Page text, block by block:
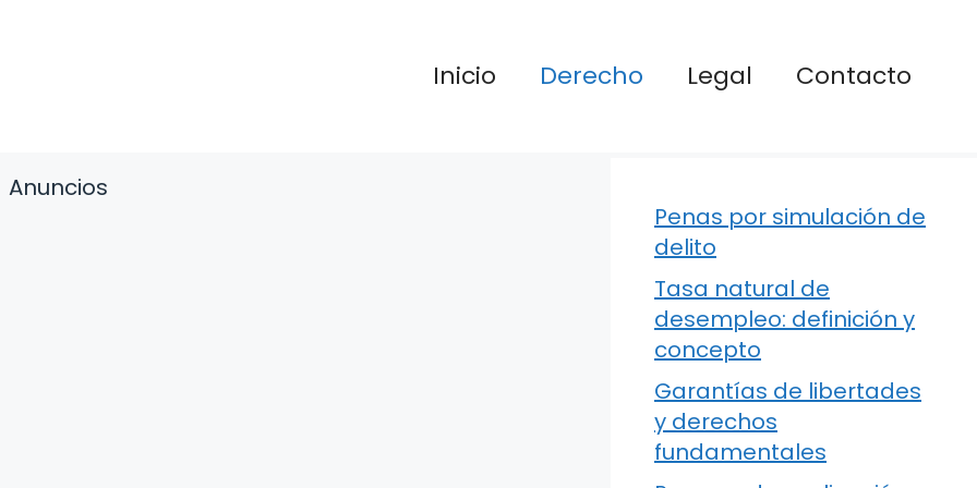
Inicio Derecho Legal Contacto
Anuncios
Penas por simulación de
delito
Tasa natural de
desempleo: definición y
concepto
Garantías de libertades
y derechos
fundamentales